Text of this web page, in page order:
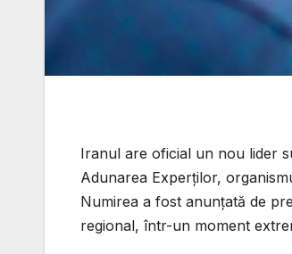
Iranul are oficial un nou lider
Adunarea Experților,
Numirea a fost anunțată de
regional, într-un moment